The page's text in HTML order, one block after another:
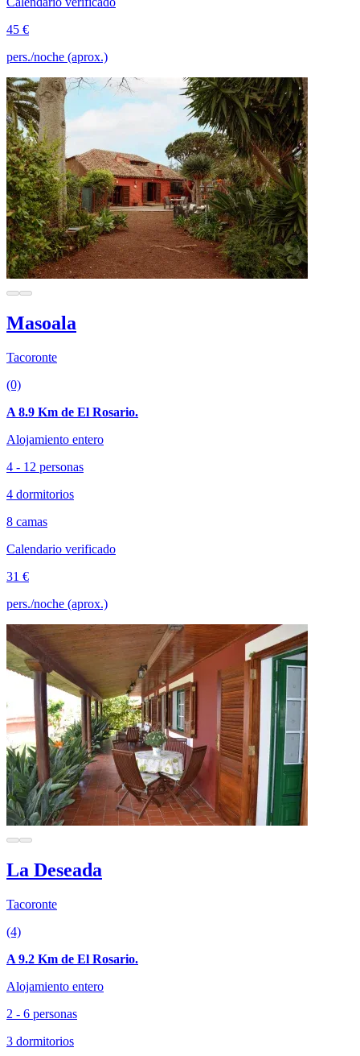
45 €
pers./noche (aprox.)
Masoala
Tacoronte
(0)
A 8.9 Km de El Rosario.
Alojamiento entero
4 - 12 personas
4 dormitorios
8 camas
Calendario verificado
31 €
pers./noche (aprox.)
La Deseada
Tacoronte
(4)
A 9.2 Km de El Rosario.
Alojamiento entero
2 - 6 personas
3 dormitorios